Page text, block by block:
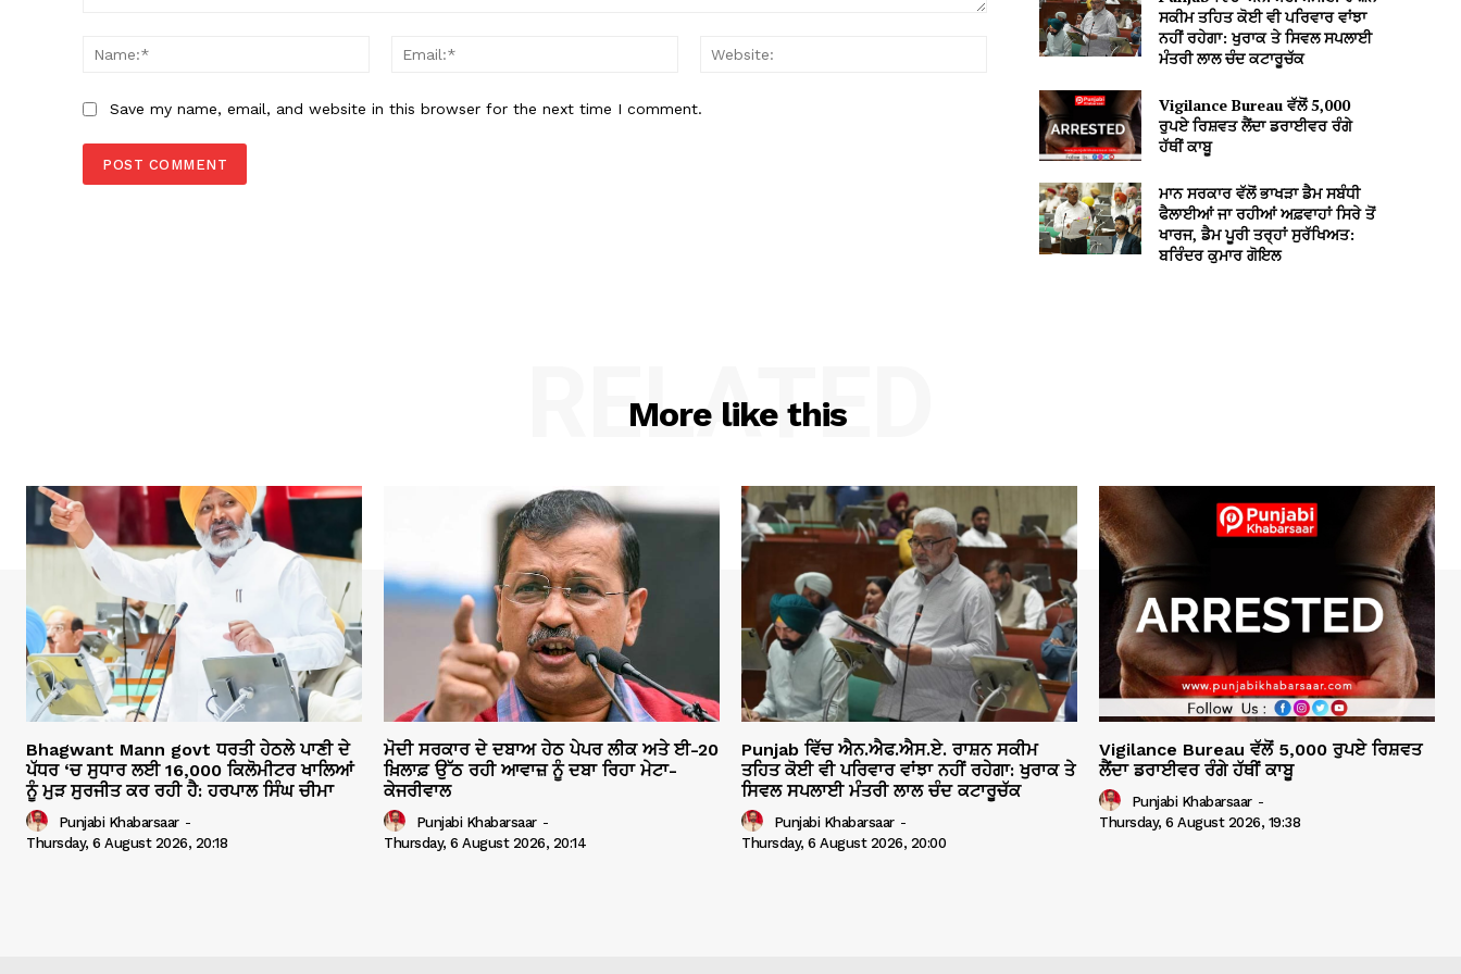
Name:*
Email:* Website:
Save my name, email, and website in this browser for the next time I comment.
ਸਕੀਮ ਤਹਿਤ ਕੋਈ ਵੀ ਪਰਿਵਾਰ ਵਾਂਝਾ
ਨਹੀਂ ਰਹੇਗਾ: ਖੁਰਾਕ ਤੇ ਸਿਵਲ ਸਪਲਾਈ
ਮੰਤਰੀ ਲਾਲ ਚੰਦ ਕਟਾਰੂਚੱਕ
Vigilance Bureau ਵੱਲੋਂ 5,000
ਰੁਪਏ ਰਿਸ਼ਵਤ ਲੈਂਦਾ ਡਰਾਈਵਰ ਰੰਗੇ
ਹੱਥੀਂ ਕਾਬੂ
ਮਾਨ ਸਰਕਾਰ ਵੱਲੋਂ ਭਾਖੜਾ ਡੈਮ ਸਬੰਧੀ
ਫੈਲਾਈਆਂ ਜਾ ਰਹੀਆਂ ਅਫ਼ਵਾਹਾਂ ਸਿਰੇ ਤੋਂ
ਖਾਰਜ, ਡੈਮ ਪੂਰੀ ਤਰ੍ਹਾਂ ਸੁਰੱਖਿਅਤ:
ਬਰਿੰਦਰ ਕੁਮਾਰ ਗੋਇਲ
More like this
RELATED
Bhagwant Mann govt ਧਰਤੀ ਹੇਠਲੇ ਪਾਣੀ ਦੇ
ਪੱਧਰ ‘ਚ ਸੁਧਾਰ ਲਈ 16,000 ਕਿਲੋਮੀਟਰ ਖਾਲਿਆਂ
ਨੂੰ ਮੁੜ ਸੁਰਜੀਤ ਕਰ ਰਹੀ ਹੈ: ਹਰਪਾਲ ਸਿੰਘ ਚੀਮਾ
Punjabi Khabarsaar -
Thursday, 6 August 2026, 20:18
ਮੋਦੀ ਸਰਕਾਰ ਦੇ ਦਬਾਅ ਹੇਠ ਪੇਪਰ ਲੀਕ ਅਤੇ ਈ-20
ਖ਼ਿਲਾਫ਼ ਉੱਠ ਰਹੀ ਆਵਾਜ਼ ਨੂੰ ਦਬਾ ਰਿਹਾ ਮੇਟਾ-
ਕੇਜਰੀਵਾਲ
Punjabi Khabarsaar -
Thursday, 6 August 2026, 20:14
Punjab ਵਿੱਚ ਐਨ.ਐਫ.ਐਸ.ਏ. ਰਾਸ਼ਨ ਸਕੀਮ
ਤਹਿਤ ਕੋਈ ਵੀ ਪਰਿਵਾਰ ਵਾਂਝਾ ਨਹੀਂ ਰਹੇਗਾ: ਖੁਰਾਕ ਤੇ
ਸਿਵਲ ਸਪਲਾਈ ਮੰਤਰੀ ਲਾਲ ਚੰਦ ਕਟਾਰੂਚੱਕ
Punjabi Khabarsaar -
Thursday, 6 August 2026, 20:00
Vigilance Bureau ਵੱਲੋਂ 5,000 ਰੁਪਏ ਰਿਸ਼ਵਤ
ਲੈਂਦਾ ਡਰਾਈਵਰ ਰੰਗੇ ਹੱਥੀਂ ਕਾਬੂ
Punjabi Khabarsaar -
Thursday, 6 August 2026, 19:38